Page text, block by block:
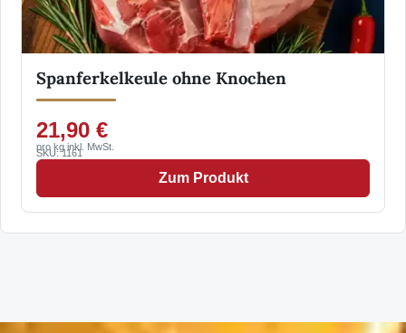
Spanferkelkeule ohne Knochen
21,90 €
pro kg inkl. MwSt.
SKU: 1161
Zum Produkt